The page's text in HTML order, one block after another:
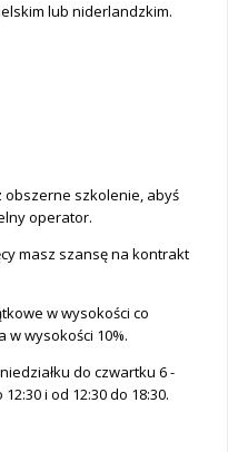
lub niderlandzkim.
szkolenie, abyś
operator.
masz szansę na kontrakt
w wysokości co
w wysokości 10%.
do czwartku 6 -
i od 12:30 do 18:30.